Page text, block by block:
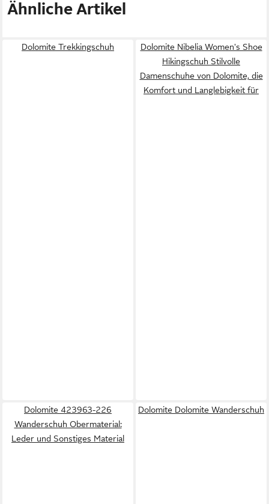
Ähnliche Artikel
Dolomite Trekkingschuh
Dolomite Nibelia Women's Shoe
Hikingschuh Stilvolle
Damenschuhe von Dolomite, die
Komfort und Langlebigkeit für
Dolomite 423963-226
Wanderschuh Obermaterial:
Leder und Sonstiges Material
Dolomite Dolomite Wanderschuh